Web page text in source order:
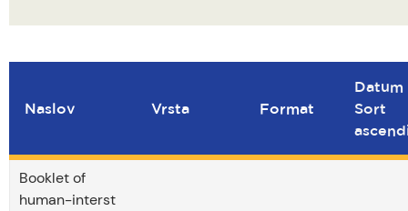
Naslov Vrsta Format
Datum
Sort
Booklet of
human-interst